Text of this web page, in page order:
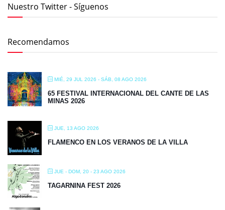
Nuestro Twitter - Síguenos
Recomendamos
MIÉ, 29 JUL 2026 - SÁB, 08 AGO 2026
65 FESTIVAL INTERNACIONAL DEL CANTE DE LAS
MINAS 2026
JUE, 13 AGO 2026
FLAMENCO EN LOS VERANOS DE LA VILLA
JUE - DOM, 20 - 23 AGO 2026
TAGARNINA FEST 2026